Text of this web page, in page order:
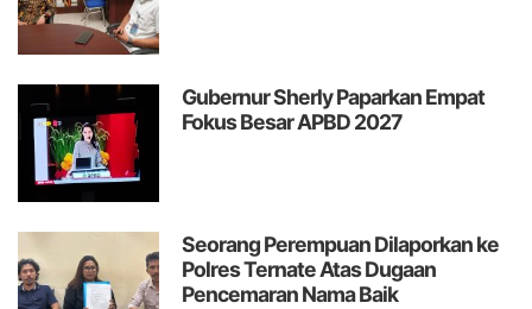
Gubernur Sherly Paparkan Empat
Fokus Besar APBD 2027
Seorang Perempuan Dilaporkan ke
Polres Ternate Atas Dugaan
Pencemaran Nama Baik